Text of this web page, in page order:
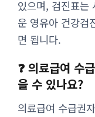
있으며, 검진표는
운 영유아 건강검
면 됩니다.
❓ 의료급여 수
을 수 있나요?
의료급여 수급권